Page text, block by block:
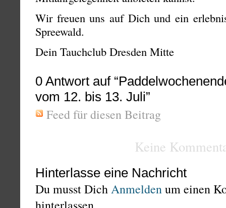
Wir freuen uns auf Dich und ein
Spreewald.
Dein Tauchclub Dresden Mitte
0 Antwort auf
vom 12. bis 13. Juli”
Feed für diesen Beitrag
Keine
Hinterlasse eine Nachricht
Du musst DichAnmeldenum einen